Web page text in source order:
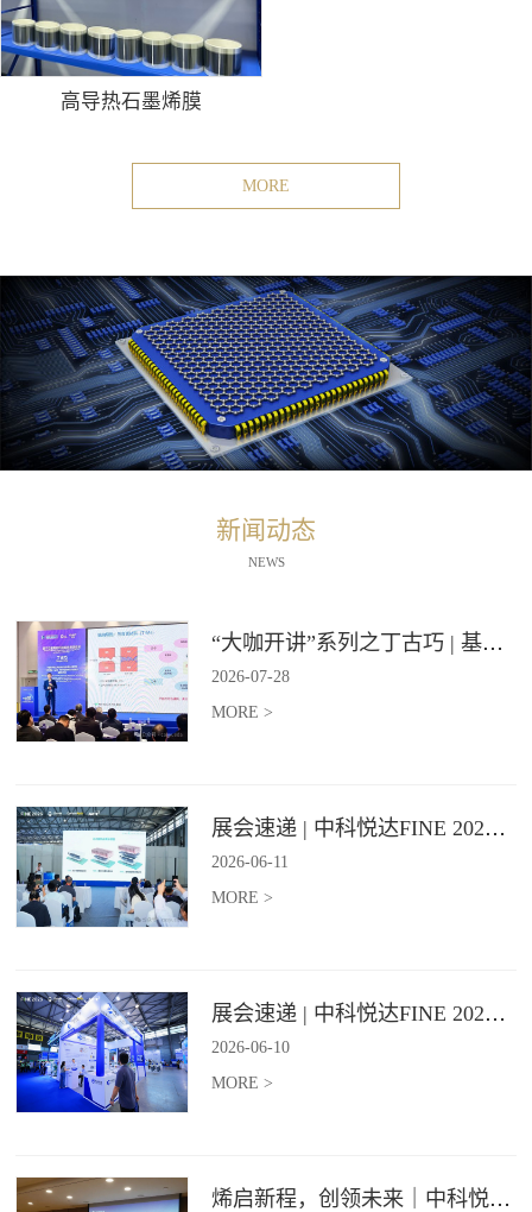
高导热石墨烯膜
MORE
新闻动态
NEWS
“大咖开讲”系列之丁古巧 | 基于石墨烯材料的纵向导热技术报告
2026-07-28
MORE >
展会速递 | 中科悦达FINE 2026 Day2精彩继续
2026-06-11
MORE >
展会速递 | 中科悦达FINE 2026 Day1精彩呈现
2026-06-10
MORE >
烯启新程，创领未来｜中科悦达2025年度总结表彰大会圆满召开！